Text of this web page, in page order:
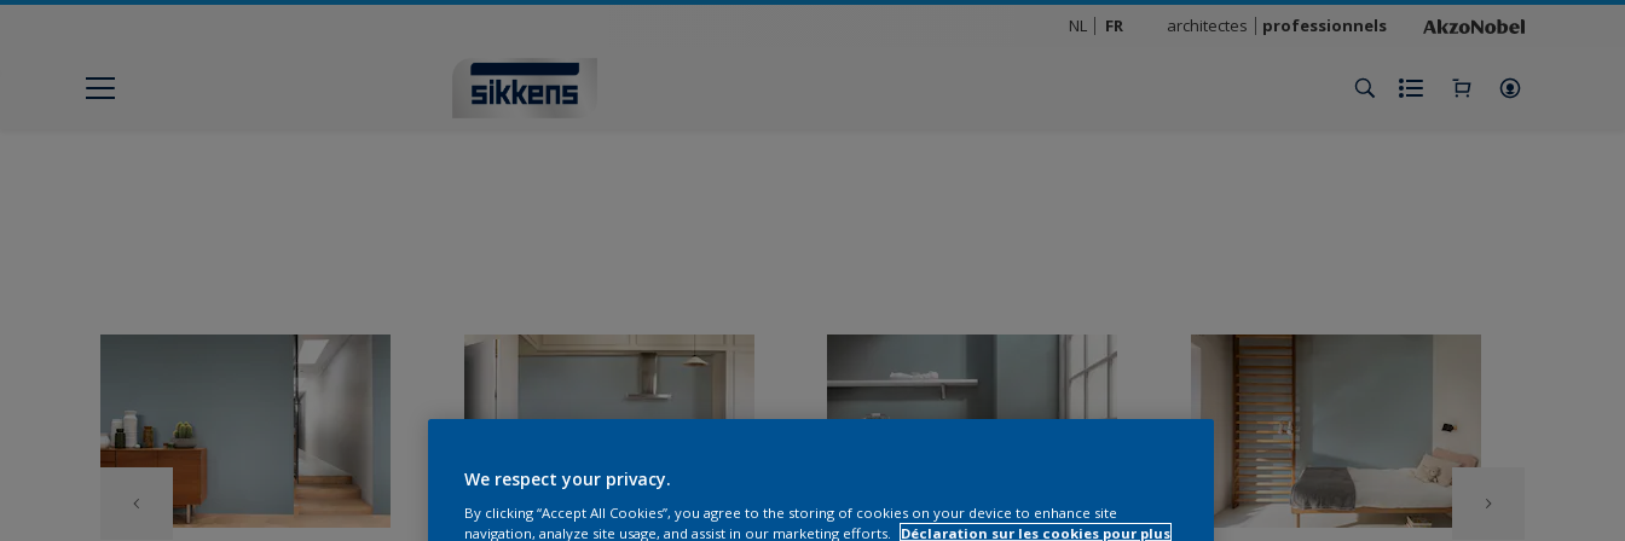
NL FR architectes professionnels
We respect your privacy.
By clicking “Accept All Cookies”, you agree to the storing of cookies on your device to enhance site
navigation, analyze site usage, and assist in our marketing efforts.
Déclaration sur les cookies pour plus